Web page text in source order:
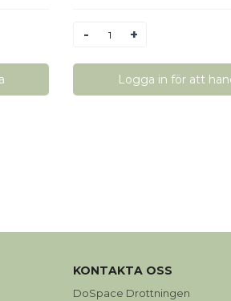
Antal
Logga in för att
KONTAKTA OSS
DoSpace Drottningen